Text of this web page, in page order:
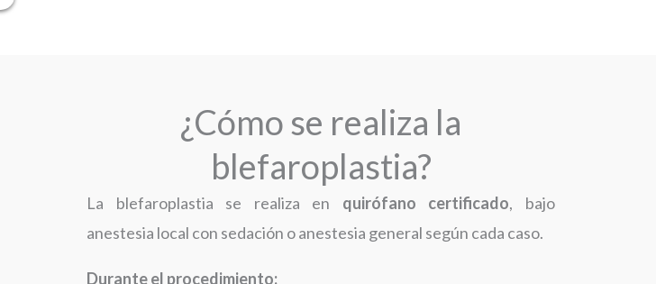
¿Cómo se realiza la
blefaroplastia?
La blefaroplastia se realiza en quirófano certificado, bajo
anestesia local con sedación o anestesia general según cada caso.
Durante el procedimiento: